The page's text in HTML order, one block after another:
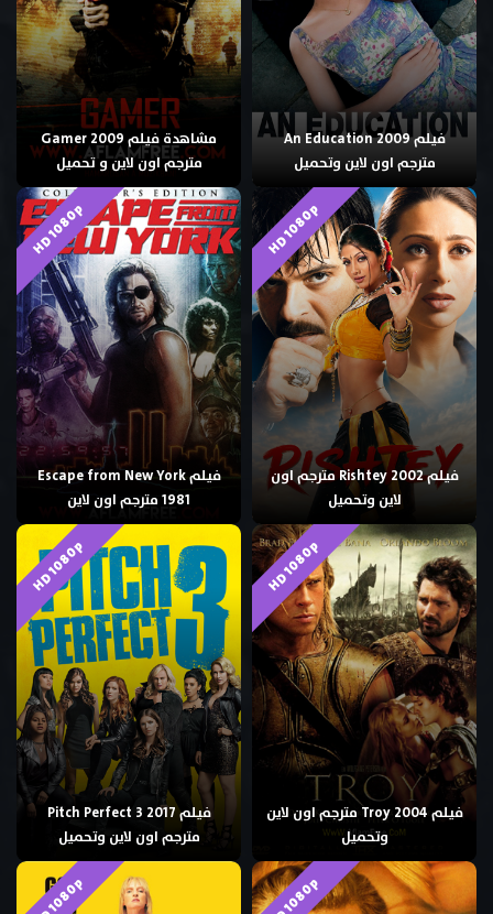
فيلم An Education 2009
مترجم اون لاين وتحميل
مشاهدة فيلم Gamer 2009
مترجم اون لاين و تحميل
HD 1080p
فيلم Rishtey 2002 مترجم اون
لاين وتحميل
HD 1080p
فيلم Escape from New York
1981 مترجم اون لاين
HD 1080p
فيلم Troy 2004 مترجم اون لاين
وتحميل
HD 1080p
فيلم Pitch Perfect 3 2017
مترجم اون لاين وتحميل